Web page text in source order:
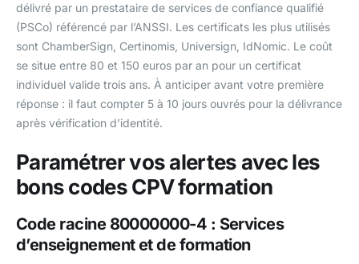
délivré par un prestataire de services de confiance qualifié
(PSCo) référencé par l’ANSSI. Les certificats les plus utilisés
sont ChamberSign, Certinomis, Universign, IdNomic. Le coût
se situe entre 80 et 150 euros par an pour un certificat
individuel valide trois ans. À anticiper avant votre première
réponse : il faut compter 5 à 10 jours ouvrés pour la délivrance
après vérification d’identité.
Paramétrer vos alertes avec les
bons codes CPV formation
Code racine 80000000-4 : Services
d’enseignement et de formation